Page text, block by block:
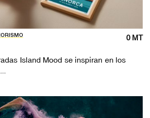
0 MT
Island Mood se inspiran en los